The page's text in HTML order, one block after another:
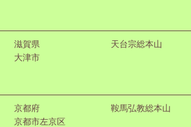
滋賀県
大津市
天台宗総本山
京都府
京都市左京区
鞍馬弘教総本山